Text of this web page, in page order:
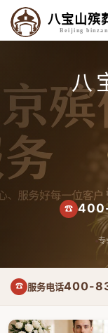
八宝山殡
Beijing
八
☎
专
☎ 服务电话400-